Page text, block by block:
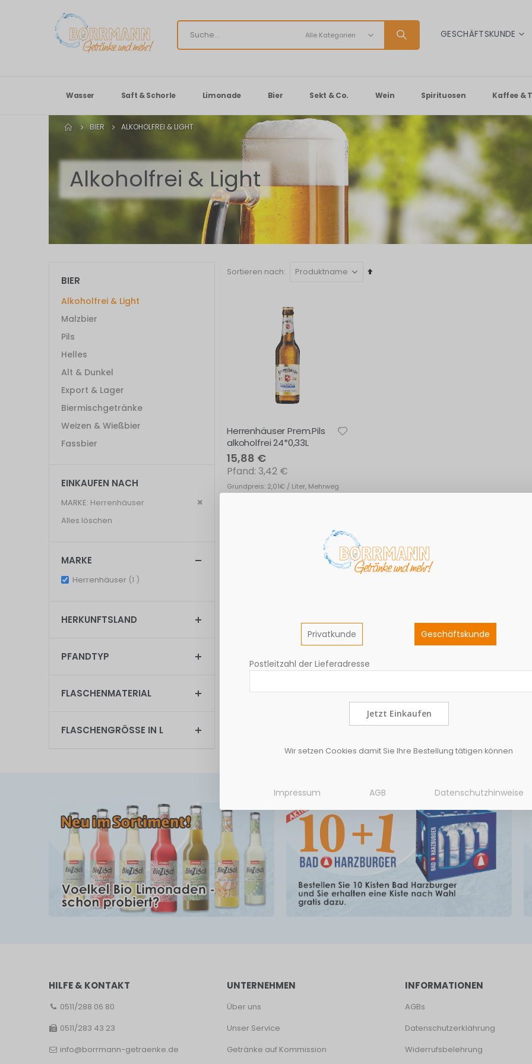
SPRACHE
GESCHÄFTSKUNDE
Wasser Saft & Schorle Limonade Bier Sekt & Co. Wein Spirituosen Kaffee &
BIER ALKOHOLFREI & LIGHT
Alkoholfrei & Light
Sortieren nach
In
Herrenhäuser Prem.Pils
alkoholfrei 24*0,33L
15,88 €
Grundpreis: 2,01€ / Liter, Mehrweg
3,42 €
BIER
Alkoholfrei & Light
Malzbier
Pils
Helles
Alt & Dunkel
Export & Lager
Biermischgetränke
Weizen & Wießbier
Fassbier
EINKAUFEN NACH
MARKE Herrenhäuser
Dies
Alles löschen
MARKE
Herrenhäuser 1 item
HERKUNFTSLAND
PFANDTYP
FLASCHENMATERIAL
FLASCHENGRÖSSE IN L
HILFE & KONTAKT
0511/288 06 80
0511/283 43 23
info@borrmann-getraenke.de
UNTERNEHMEN
Über uns
Unser Service
Getränke auf Kommission
INFORMATIONEN
AGBs
Datenschutzerklährung
Widerrufsbelehrung
Privatkunde Geschäftskunde
Postleitzahl der Lieferadresse
Jetzt Einkaufen
Wir setzen Cookies damit Sie Ihre Bestellung tätigen können
Impressum AGB Datenschutzhinweise